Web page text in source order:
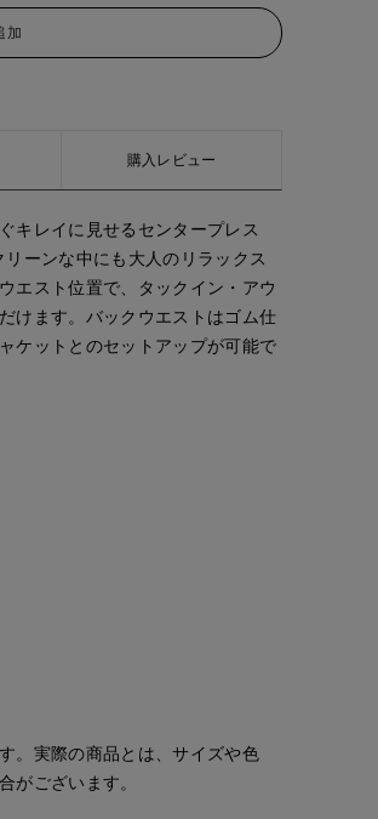
加
購入レビュー
キレイに見せるセンタープレス
ーンな中にも大人のリラックス
エスト位置で、タックイン・アウ
けます。バックウエストはゴム仕
ケットとのセットアップが可能で
。実際の商品とは、サイズや色
がございます。